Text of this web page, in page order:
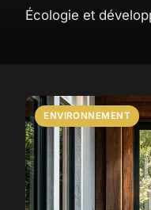
Écologie et
ENVIRONNEMENT